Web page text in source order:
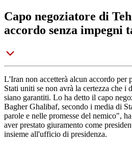
Capo negoziatore di
accordo senza impegni
L'Iran non accetterà alcun accordo
Stati uniti se non avrà la certezza che
siano garantiti. Lo ha detto il capo
Bagher Ghalibaf, secondo i media di
parole e nelle promesse del nemico",
aver prestato giuramento come
insieme all'ufficio di presidenza.